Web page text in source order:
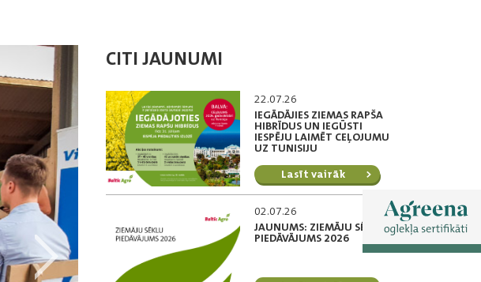
CITI JAUNUMI
22.07.26
IEGĀDĀJIES ZIEMAS RAPŠA
HIBRĪDUS UN IEGŪSTI
IESPĒJU LAIMĒT CEĻOJUMU
UZ TUNISIJU
Lasīt vairāk
02.07.26
JAUNUMS: ZIEMĀJU SĒKLU
PIEDĀVĀJUMS 2026